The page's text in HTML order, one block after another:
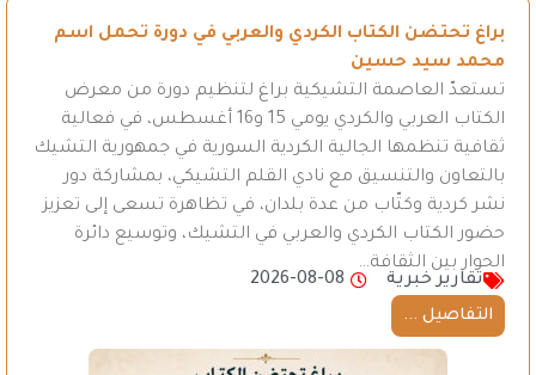
براغ تحتضن الكتاب الكردي والعربي في دورة تحمل اسم
محمد سيد حسين
تستعدّ العاصمة التشيكية براغ لتنظيم دورة من معرض
الكتاب العربي والكردي يومي 15 و16 أغسطس، في فعالية
ثقافية تنظمها الجالية الكردية السورية في جمهورية التشيك
بالتعاون والتنسيق مع نادي القلم التشيكي، بمشاركة دور
نشر كردية وكتّاب من عدة بلدان، في تظاهرة تسعى إلى تعزيز
حضور الكتاب الكردي والعربي في التشيك، وتوسيع دائرة
الحوار بين الثقافة…
تقارير خبرية
2026-08-08
التفاصيل ...